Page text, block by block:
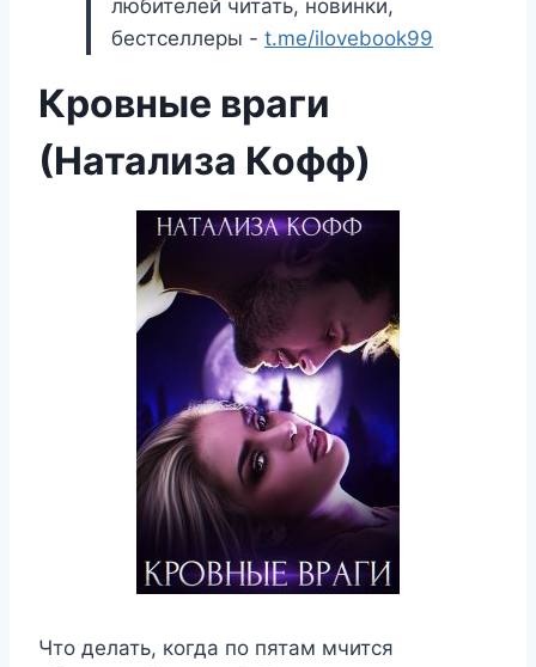
любителей читать, новинки,
бестселлеры - t.me/ilovebook99
Кровные враги
(Натализа Кофф)
Что делать, когда по пятам мчится